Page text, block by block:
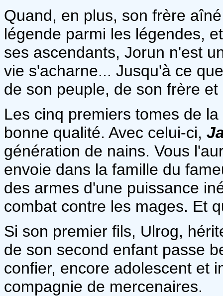
Quand, en plus, son frère
légende parmi les légendes,
ses ascendants, Jorun n'est
vie s'acharne... Jusqu'à ce
de son peuple, de son frère
Les cinq premiers tomes de
bonne qualité. Avec celui-ci,
génération de nains. Vous
envoie dans la famille du
des armes d'une puissance
combat contre les mages. Et
Si son premier fils, Ulrog,
de son second enfant passe
confier, encore adolescent et
compagnie de mercenaires.